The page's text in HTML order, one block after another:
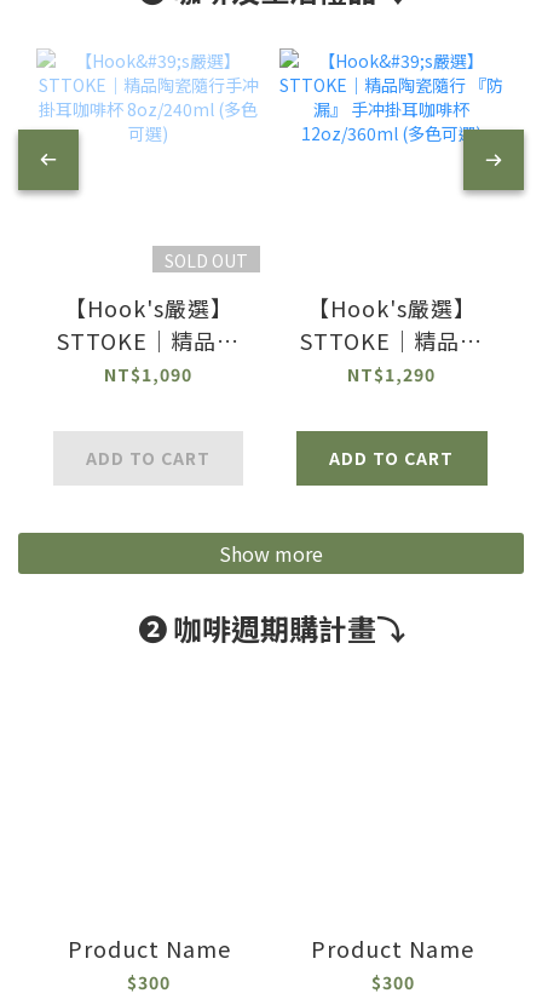
SOLD OUT
【Hook's嚴選】
STTOKE｜精品陶
瓷隨行手冲掛耳咖
(多色可選)
NT$1,090
ADD TO CART
【Hook's嚴選】
STTOKE｜精品陶
瓷隨行 『防漏』 手
12oz/360ml (多色
可選)
NT$1,290
ADD TO CART
Show more
❷ 咖啡週期購計畫⤵
Product Name
$300
Product Name
$300